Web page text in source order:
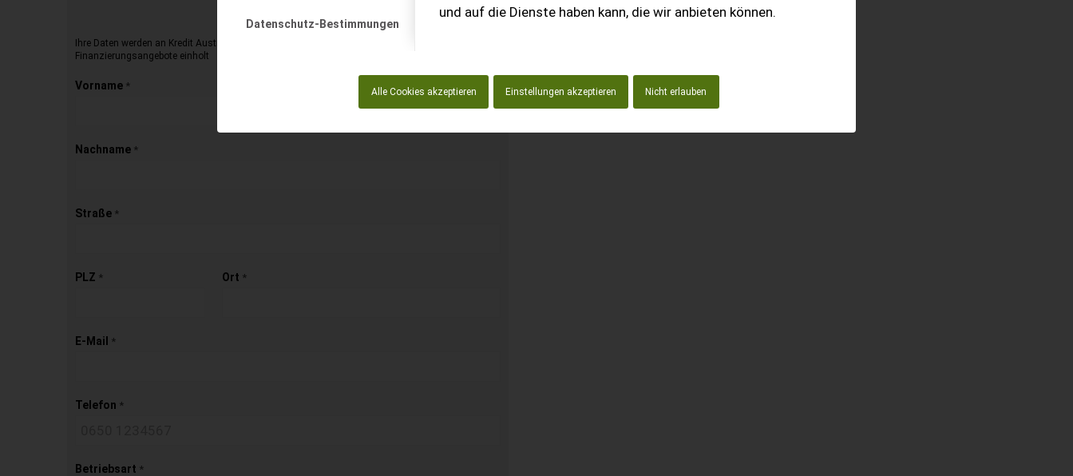
Datenschutz-Bestimmungen
und auf die Dienste haben kann, die wir anbieten können.
Alle Cookies akzeptieren Einstellungen akzeptieren Nicht erlauben
Ihre Daten werden an Kredit Austria übermittelt, die dann für Sie kostenlos unverbindliche
Finanzierungsangebote einholt
Vorname *
Nachname *
Straße *
PLZ * Ort *
E-Mail *
Telefon *
Betriebsart *